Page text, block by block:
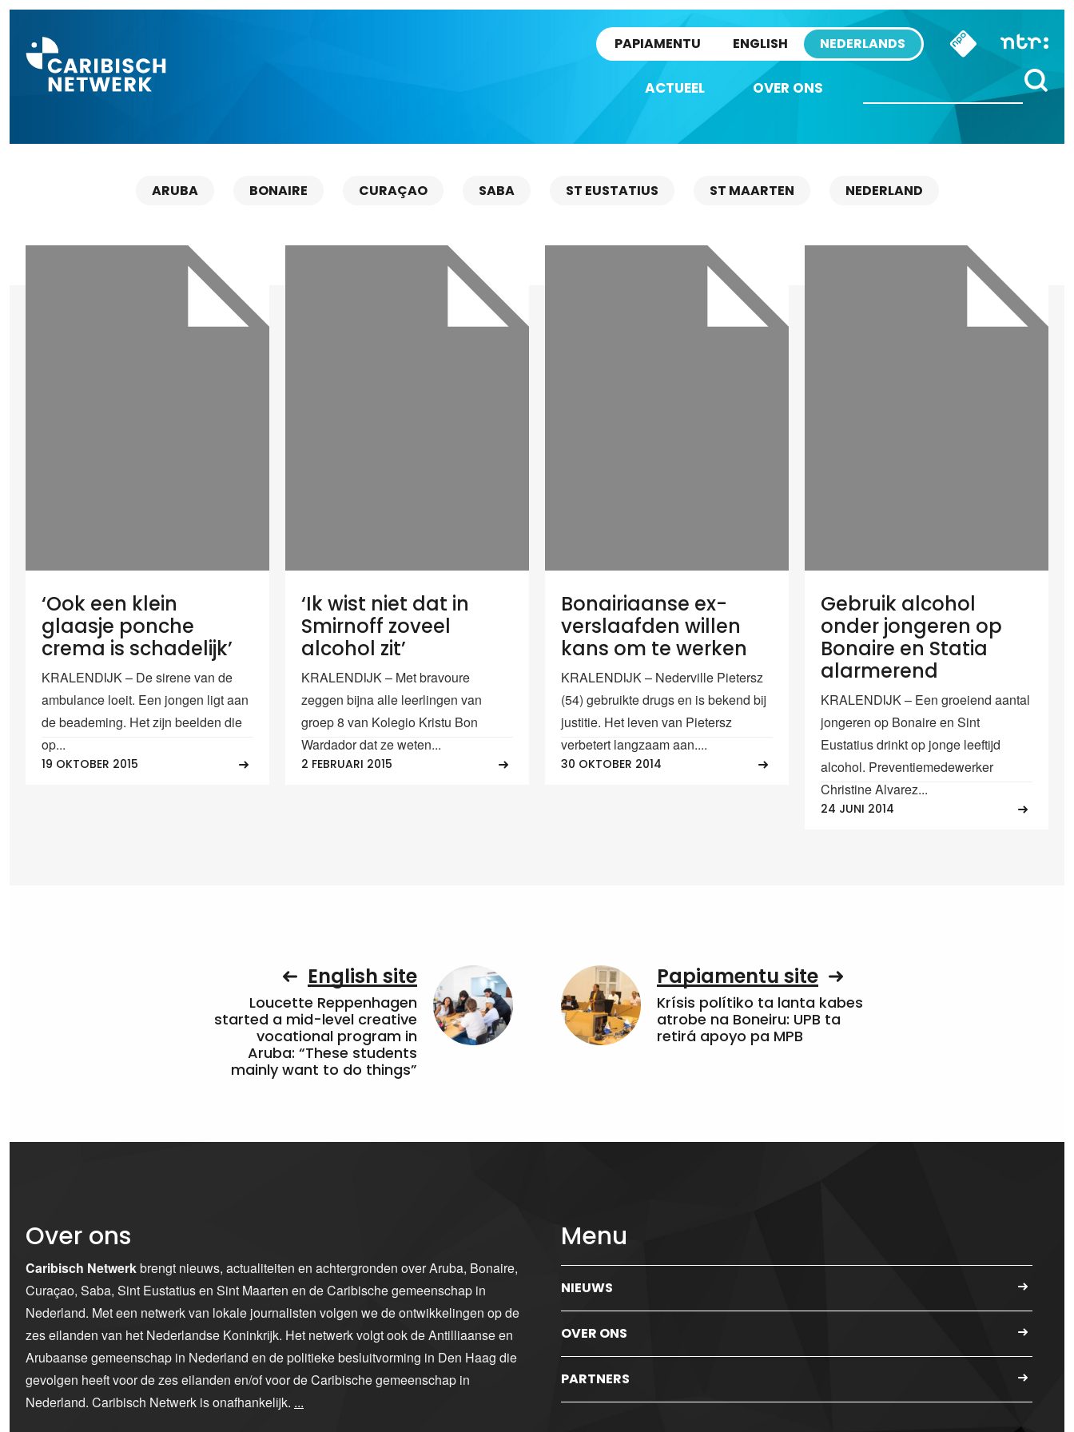
PAPIAMENTU ENGLISH NEDERLANDS
ACTUEEL OVER ONS
ARUBA BONAIRE CURAÇAO SABA ST EUSTATIUS ST MAARTEN NEDERLAND
‘Ook een klein
glaasje ponche
crema is schadelijk’
KRALENDIJK – De sirene van de
ambulance loeit. Een jongen ligt aan
de beademing. Het zijn beelden die
op...
19 OKTOBER 2015
‘Ik wist niet dat in
Smirnoff zoveel
alcohol zit’
KRALENDIJK – Met bravoure
zeggen bijna alle leerlingen van
groep 8 van Kolegio Kristu Bon
Wardador dat ze weten...
2 FEBRUARI 2015
Bonairiaanse ex-
verslaafden willen
kans om te werken
KRALENDIJK – Nederville Pietersz
(54) gebruikte drugs en is bekend bij
justitie. Het leven van Pietersz
verbetert langzaam aan....
30 OKTOBER 2014
Gebruik alcohol
onder jongeren op
Bonaire en Statia
alarmerend
KRALENDIJK – Een groeiend aantal
jongeren op Bonaire en Sint
Eustatius drinkt op jonge leeftijd
alcohol. Preventiemedewerker
Christine Alvarez...
24 JUNI 2014
English site
Loucette Reppenhagen
started a mid-level creative
vocational program in
Aruba: “These students
mainly want to do things”
Papiamentu site
Krísis polítiko ta lanta kabes
atrobe na Boneiru: UPB ta
retirá apoyo pa MPB
Over ons
Caribisch Netwerkbrengt nieuws, actualiteiten en achtergronden over Aruba, Bonaire,
Curaçao, Saba, Sint Eustatius en Sint Maarten en de Caribische gemeenschap in
Nederland. Met een netwerk van lokale journalisten volgen we de ontwikkelingen op de
zes eilanden van het Nederlandse Koninkrijk. Het netwerk volgt ook de Antilliaanse en
Arubaanse gemeenschap in Nederland en de politieke besluitvorming in Den Haag die
gevolgen heeft voor de zes eilanden en/of voor de Caribische gemeenschap in
Nederland. Caribisch Netwerk is onafhankelijk. ...
Menu
NIEUWS
OVER ONS
PARTNERS